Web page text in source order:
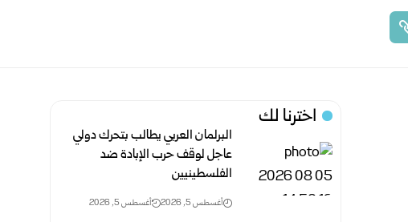
اخترنا لك
البرلمان العربي يطالب بتحرك دولي
عاجل لوقف حرب الإبادة ضد
الفلسطينيين
أغسطس 5, 2026 أغسطس 5, 2026